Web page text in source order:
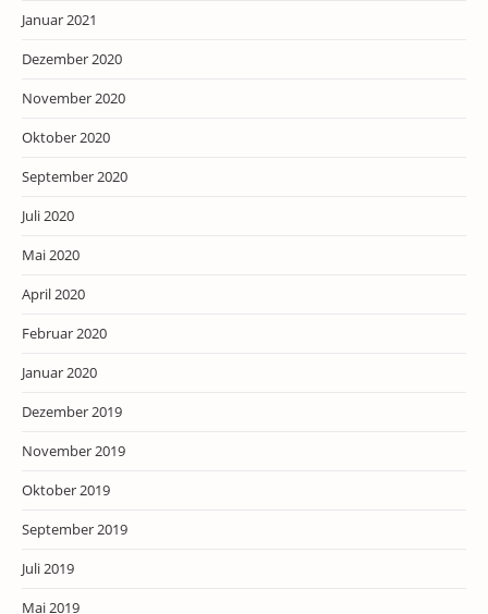
Januar 2021
Dezember 2020
November 2020
Oktober 2020
September 2020
Juli 2020
Mai 2020
April 2020
Februar 2020
Januar 2020
Dezember 2019
November 2019
Oktober 2019
September 2019
Juli 2019
Mai 2019